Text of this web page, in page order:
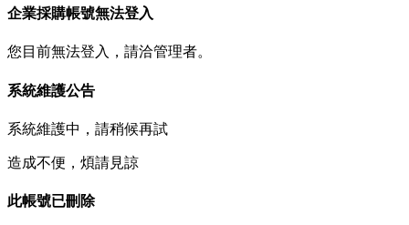
企業採購帳號無法登入
您目前無法登入，請洽管理者。
系統維護公告
系統維護中，請稍候再試
造成不便，煩請見諒
此帳號已刪除